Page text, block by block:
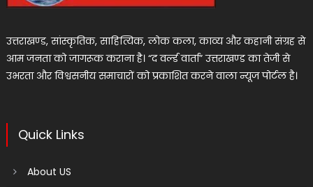
उत्तराखण्ड, सांस्कृतिक, साहित्यिक, लोक कला, काव्य और कहानी संग्रह से
आम जनता को जागरूक कराना है। “द वर्ल्ड वार्ता” उत्तराखण्ड का तेजी से
उभरता और विश्वसनीय समाचारों को प्रकाशित करने वाला न्यूज पोर्टल है।
Quick Links
About US